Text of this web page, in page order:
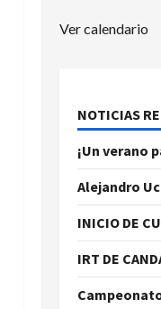
Ver calendario
NOTICIAS
¡Un verano
Alejandro
INICIO DE
IRT DE